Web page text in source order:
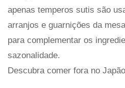
apenas temperos sutis são
arranjos e guarnições da
para complementar os
sazonalidade.
Descubra comer fora no Japão